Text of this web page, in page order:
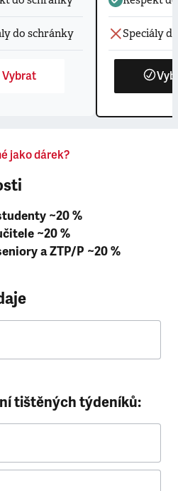
do schránky
Vybrat
Speciály
jako dárek?
~20 %
~20 %
a ZTP/P ~20 %
tištěných týdeníků: